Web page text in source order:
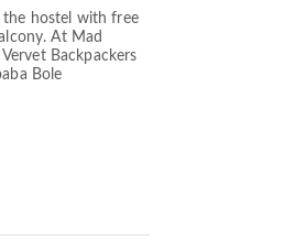
the hostel with free
At Mad
Backpackers
Bole